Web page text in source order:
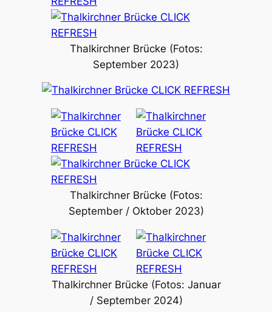
Thalkirchner Brücke (Fotos:
September 2023)
Thalkirchner Brücke (Fotos:
September / Oktober 2023)
Thalkirchner Brücke (Fotos: Januar
/ September 2024)